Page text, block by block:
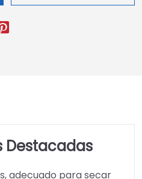
Destacadas
adecuado para secar